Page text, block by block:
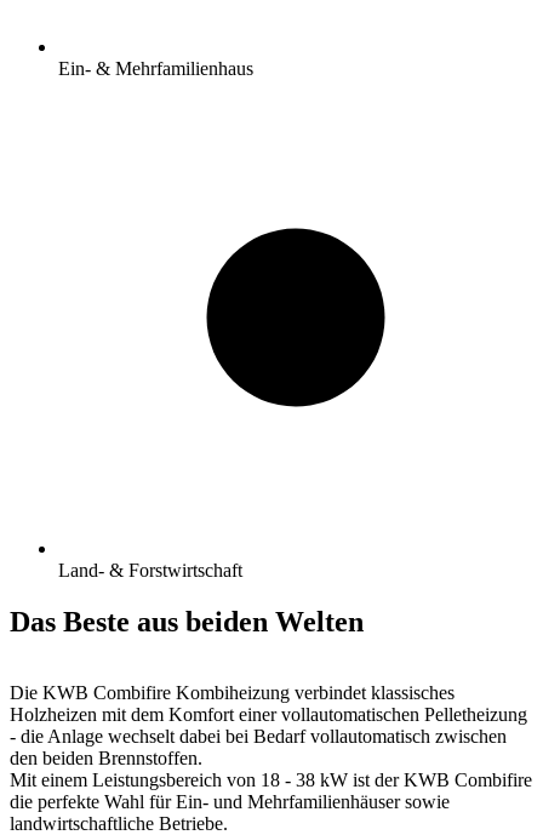
Ein- & Mehrfamilienhaus
Land- & Forstwirtschaft
Das Beste aus beiden Welten
Die KWB Combifire Kombiheizung verbindet klassisches
Holzheizen mit dem Komfort einer vollautomatischen Pelletheizung
- die Anlage wechselt dabei bei Bedarf vollautomatisch zwischen
den beiden Brennstoffen.
Mit einem Leistungsbereich von 18 - 38 kW ist der KWB Combifire
die perfekte Wahl für Ein- und Mehrfamilienhäuser sowie
landwirtschaftliche Betriebe.